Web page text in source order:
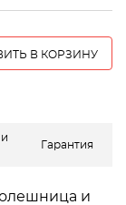
В КОРЗИНУ
Гарантия
и